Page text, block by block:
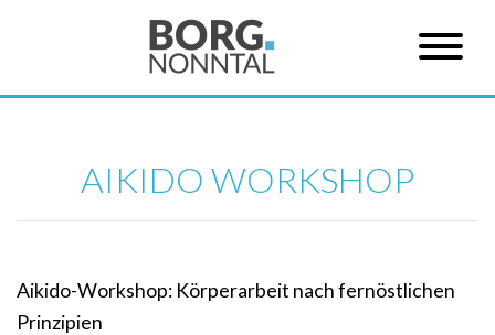
AIKIDO WORKSHOP
Aikido-Workshop: Körperarbeit nach fernöstlichen
Prinzipien